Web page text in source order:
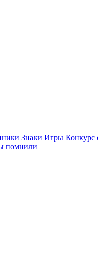
Знаки Игры Конкурс
помнили